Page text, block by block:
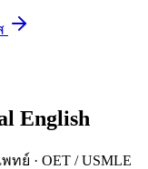
English
ย์ · OET / USMLE